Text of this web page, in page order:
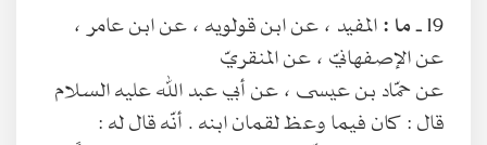
19 ـ ما :المفيد ، عن ابن قولويه ، عن ابن عامر ،
عن الإصفهانيّ ، عن المنقريّ
عن حمّاد بن عيسى ، عن أبي عبد الله عليه السلام
قال : كان فيما وعظ لقمان ابنه . أنّه قال له :